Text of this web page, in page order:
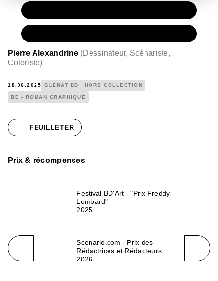
Pierre Alexandrine (Dessinateur, Scénariste,
Coloriste)
18.06.2025 GLÉNAT BD HORS COLLECTION
BD - ROMAN GRAPHIQUE
FEUILLETER
Prix & récompenses
Festival BD'Art - "Prix Freddy
Lombard"
2025
Scenario.com - Prix des
Rédactrices et Rédacteurs
2026